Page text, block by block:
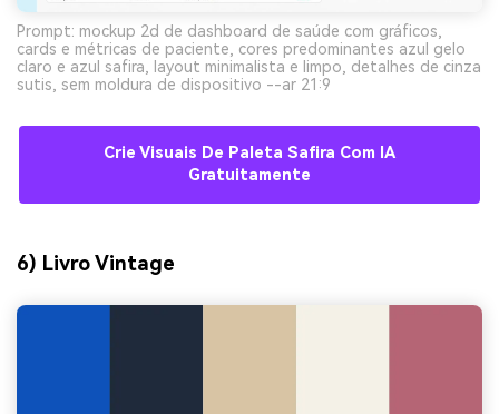
Prompt: mockup 2d de dashboard de saúde com gráficos,
cards e métricas de paciente, cores predominantes azul gelo
claro e azul safira, layout minimalista e limpo, detalhes de cinza
sutis, sem moldura de dispositivo --ar 21:9
Crie Visuais De Paleta Safira Com IA
Gratuitamente
6) Livro Vintage